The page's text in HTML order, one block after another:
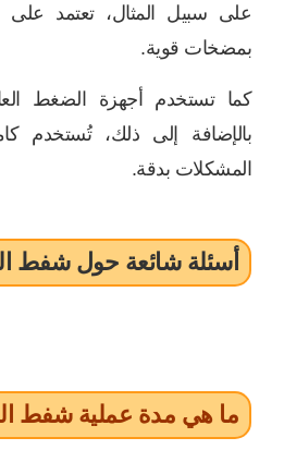
على سبيل المثال، تعتمد
بمضخات قوية.
كما تستخدم أجهزة الضغط
بالإضافة إلى ذلك، تُستخدم
المشكلات بدقة.
أسئلة شائعة حول شفط
ما هي مدة عملية شفط